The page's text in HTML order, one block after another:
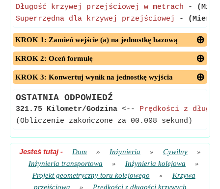
Długość krzywej przejściowej w metrach -
Superrzędna dla krzywej przejściowej
-
KROK 1: Zamień wejście (a) na jednostkę bazową
KROK 2: Oceń formułę
KROK 3: Konwertuj wynik na jednostkę wyjścia
OSTATNIA ODPOWIEDŹ
321.75 Kilometr/Godzina <-- Prędkości z
(Obliczenie zakończone za 00.008 sekund)
Jesteś tutaj- Dom » Inżynieria » Cywilny
»
Inżynieria transportowa
» Inżynieria kolejowa
»
Projekt geometryczny toru kolejowego
»
Krzywa
przejściowa
»
Prędkości z długości krzywych